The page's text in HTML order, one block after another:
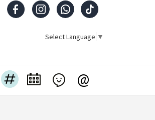
Select Language ▼
@